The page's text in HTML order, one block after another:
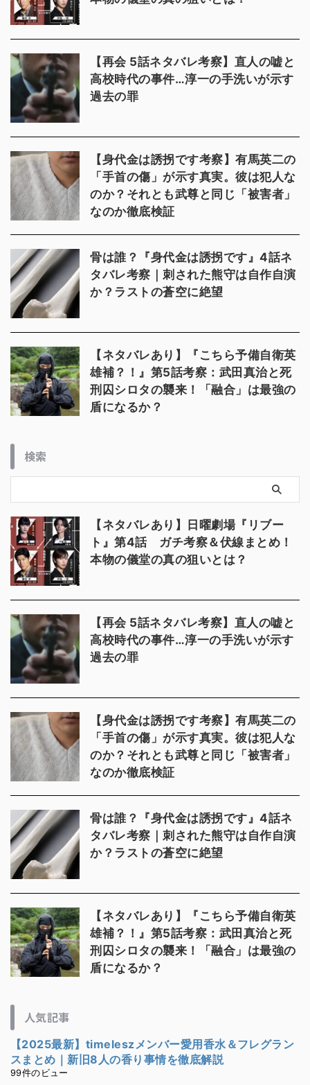
【再会 5話ネタバレ考察】直人の嘘と
高校時代の事件…淳一の手洗いが示す
過去の罪
【身代金は誘拐です考察】有馬英二の
「手首の傷」が示す真実。彼は犯人な
のか？それとも武尊と同じ「被害者」
なのか徹底検証
骨は誰？『身代金は誘拐です』4話ネ
タバレ考察｜刺された熊守は自作自演
か？ラストの蒼空に絶望
【ネタバレあり】『こちら予備自衛英
雄補？！』第5話考察：武田真治と死
刑囚シロタの襲来！「融合」は最強の
盾になるか？
検索
【ネタバレあり】日曜劇場『リブー
ト』第4話 ガチ考察＆伏線まとめ！
本物の儀堂の真の狙いとは？
【再会 5話ネタバレ考察】直人の嘘と
高校時代の事件…淳一の手洗いが示す
過去の罪
【身代金は誘拐です考察】有馬英二の
「手首の傷」が示す真実。彼は犯人な
のか？それとも武尊と同じ「被害者」
なのか徹底検証
骨は誰？『身代金は誘拐です』4話ネ
タバレ考察｜刺された熊守は自作自演
か？ラストの蒼空に絶望
【ネタバレあり】『こちら予備自衛英
雄補？！』第5話考察：武田真治と死
刑囚シロタの襲来！「融合」は最強の
盾になるか？
人気記事
【2025最新】timeleszメンバー愛用香水＆フレグラン
スまとめ｜新旧8人の香り事情を徹底解説
99件のビュー